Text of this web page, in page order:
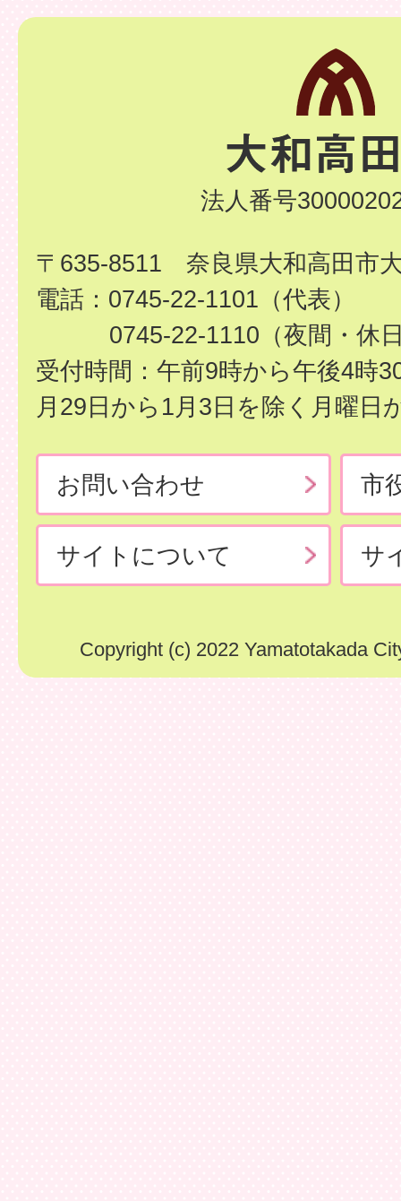
法人番号
〒635-8511 奈良県大和高田市
電話：0745-22-1101（代表）
0745-22-1110（夜間・休
受付時間：午前9時から午後4時
月29日から1月3日を除く月曜日
お問い合わせ 市
サイトについて サ
Copyright (c) 2022 Yamatotakada